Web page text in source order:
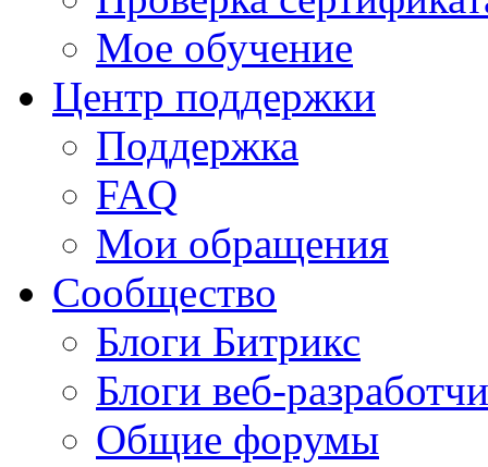
Мое обучение
Центр поддержки
Поддержка
FAQ
Мои обращения
Сообщество
Блоги Битрикс
Блоги веб-
Общие форумы